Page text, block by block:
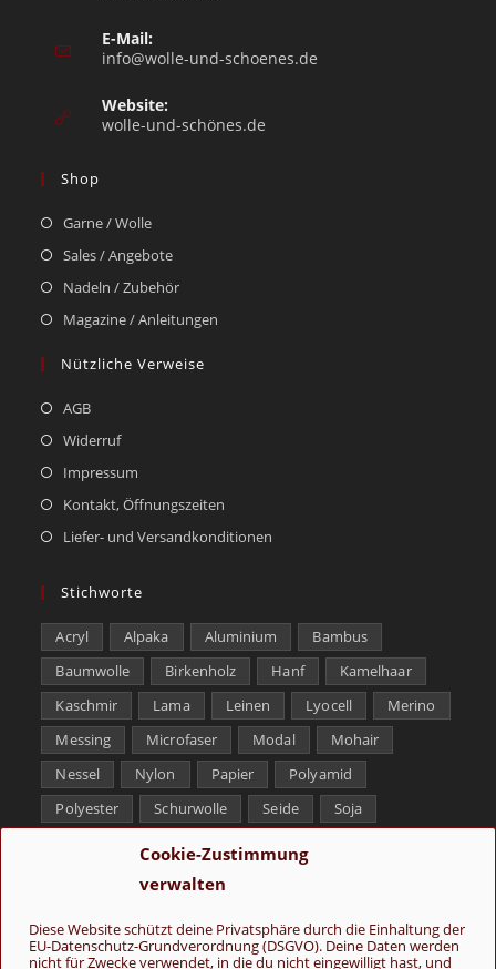
Cookie-Zustimmung
verwalten
Diese Website schützt deine Privatsphäre durch die Einhaltung der
EU-Datenschutz-Grundverordnung (DSGVO). Deine Daten werden
nicht für Zwecke verwendet, in die du nicht eingewilligt hast, und
E-Mail:
info@wolle-und-schoenes.de
Website:
wolle-und-schönes.de
Shop
Garne / Wolle
Sales / Angebote
Nadeln / Zubehör
Magazine / Anleitungen
Nützliche Verweise
AGB
Widerruf
Impressum
Kontakt, Öffnungszeiten
Liefer- und Versandkonditionen
Stichworte
Acryl Alpaka Aluminium
Bambus
Baumwolle
Birkenholz Hanf
Kamelhaar
Kaschmir
Lama Leinen Lyocell
Merino
Messing
Microfaser Modal
Mohair
Nessel
Nylon Papier
Polyamid
Polyester
Schurwolle Seide
Soja
Tencel
Yak
Folge uns